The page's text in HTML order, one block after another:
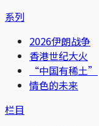
系列
2026伊朗战争
香港世纪大火
“中国有稀土”
情色的未来
栏目